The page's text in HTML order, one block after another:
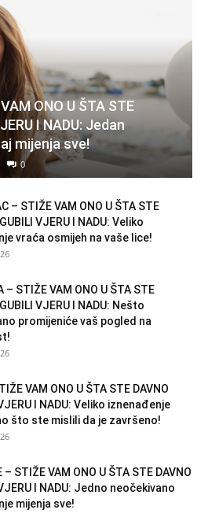
ONO U ŠTA STE
I NADU: Jedan
mijenja sve!
0
– STIŽE VAM ONO U ŠTA STE
VJERU I NADU: Veliko
vraća osmijeh na vaše lice!
– STIŽE VAM ONO U ŠTA STE
VJERU I NADU: Nešto
promijeniće vaš pogled na
VAM ONO U ŠTA STE DAVNO
I NADU: Veliko iznenađenje
što ste mislili da je završeno!
– STIŽE VAM ONO U ŠTA STE DAVNO
I NADU: Jedno neočekivano
mijenja sve!